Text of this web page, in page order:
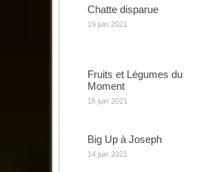
Chatte disparue
19 juin 2021
Fruits et Légumes du
Moment
16 juin 2021
Big Up à Joseph
14 juin 2021